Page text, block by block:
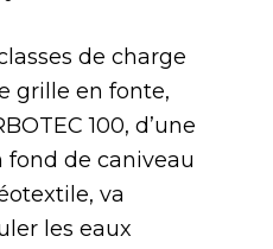
de charge
grille en fonte,
100, d’une
fond de caniveau
va
les eaux